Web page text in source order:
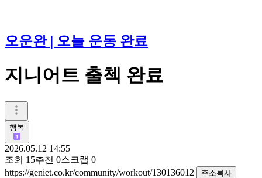
오운완 | 오늘 운동 완료
지니어트 출첵 완료
행복
2026.05.12 14:55
조회 15추천 0스크랩 0
https://geniet.co.kr/community/workout/130136012
주소복사